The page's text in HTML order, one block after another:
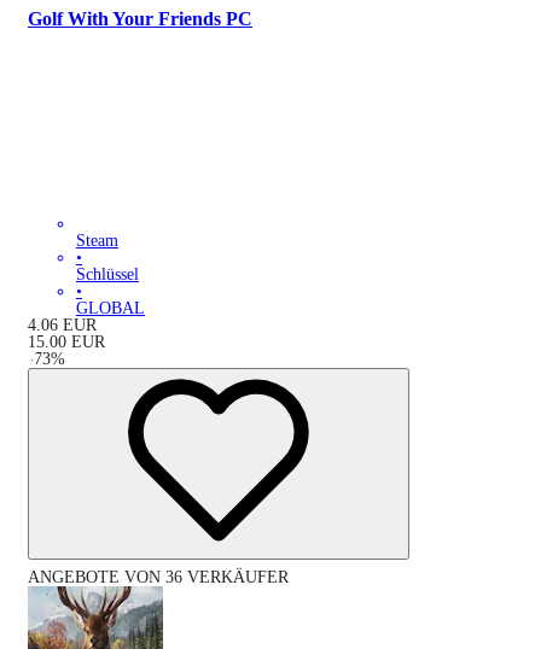
Golf With Your Friends PC
Steam
•
Schlüssel
•
GLOBAL
4.06 EUR
15.00 EUR
-73%
ANGEBOTE VON 36 VERKÄUFER